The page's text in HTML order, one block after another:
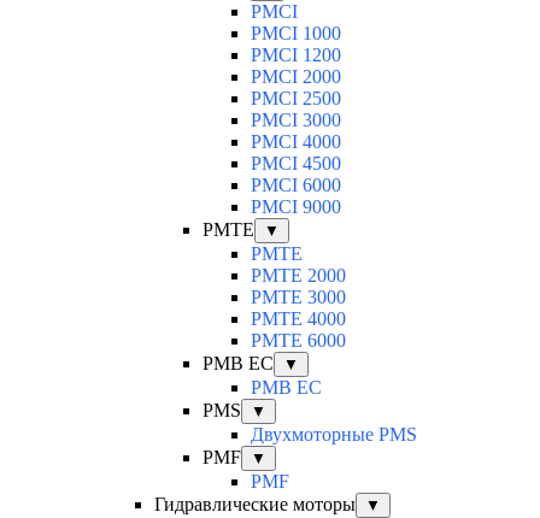
PMCI
PMCI 1000
PMCI 1200
PMCI 2000
PMCI 2500
PMCI 3000
PMCI 4000
PMCI 4500
PMCI 6000
PMCI 9000
PMTE
▼
PMTE
PMTE 2000
PMTE 3000
PMTE 4000
PMTE 6000
PMB EC
▼
PMB EC
PMS
▼
Двухмоторные PMS
PMF
▼
PMF
Гидравлические моторы
▼